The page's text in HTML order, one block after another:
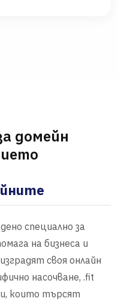
домейн
специално за
на бизнеса и
своя онлайн
насочване, .fit
които търсят